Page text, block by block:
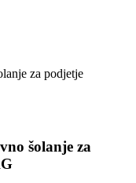
šolanje za